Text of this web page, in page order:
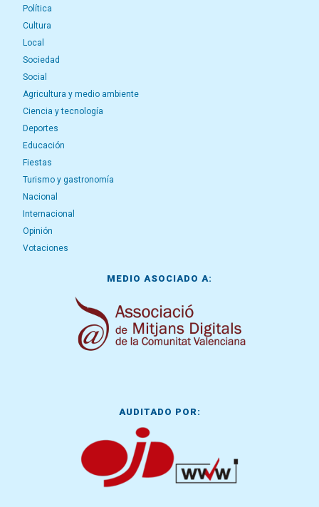
Política
Cultura
Local
Sociedad
Social
Agricultura y medio ambiente
Ciencia y tecnología
Deportes
Educación
Fiestas
Turismo y gastronomía
Nacional
Internacional
Opinión
Votaciones
MEDIO ASOCIADO A:
AUDITADO POR: